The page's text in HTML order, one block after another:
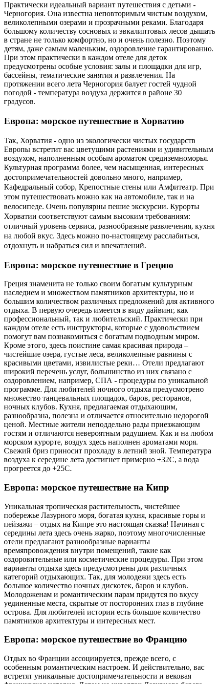
Практически идеальный вариант путешествия с детьми -
Черногория. Она известна неповторимым чистым воздухом,
великолепными озерами и прозрачными реками. Благодаря
большому количеству сосновых и эвкалиптовых лесов дышать
в стране не только комфортно, но и очень полезно. Поэтому
детям, даже самым маленьким, оздоровление гарантированно.
При этом практически в каждом отеле для деток
предусмотрены особые условия: залы и площадки для игр,
бассейны, тематические занятия и развлечения. На
протяжении всего лета Черногория балует гостей чудной
погодой - температура воздуха держится в районе 30
градусов.
Европа: морское путешествие в Хорватию
Так, Хорватия - одно из экологически чистых государств
Европы встретит вас цветущими растениями и удивительным
воздухом, наполненным особым ароматом средиземноморья.
Культурная программа более, чем насыщенная, интересных
достопримечательностей довольно много, например,
Кафедральный собор, Крепостные стены или Амфитеатр. При
этом путешествовать можно как на автомобиле, так и на
велосипеде. Очень популярны пешие экскурсии. Курорты
Хорватии соответствуют самым высоким требованиям:
отличный уровень сервиса, разнообразные развлечения, кухня
на любой вкус. Здесь можно по-настоящему расслабиться,
отдохнуть и набраться сил и впечатлений.
Европа: морское путешествие в Грецию
Греция знаменита не только своим богатым культурным
наследием и множеством памятников архитектуры, но и
большим количеством различных предложений для активного
отдыха. В первую очередь имеется в виду дайвинг, как
профессиональный, так и любительский. Практически при
каждом отеле есть инструкторы, которые с удовольствием
помогут вам познакомиться с богатым подводным миром.
Кроме этого, здесь поистине самая красивая природа –
чистейшие озера, густые леса, великолепные равнины с
красивыми цветами, извилистые реки… Отели предлагают
широкий перечень услуг, большинство из них связано с
оздоровлением, например, СПА - процедуры по уникальной
программе. Для любителей ночного отдыха предусмотрено
множество танцевальных площадок, баров, ресторанов,
ночных клубов. Кухня, предлагаемая отдыхающим,
разнообразна, полезна и отличается относительно недорогой
ценой. Местные жители неподдельно рады приезжающим
гостям и отличаются невероятным радушием. Как и на любом
морском курорте, воздух здесь наполнен ароматами моря.
Свежий бриз приносит прохладу в летний зной. Температура
воздуха к середине лета достигнет примерно +32С, а вода
прогреется до +25С.
Европа: морское путешествие на Кипр
Уникальная тропическая растительность, чистейшее
побережье Лазурного моря, богатая кухня, красивые горы и
пейзажи – отдых на Кипре это настоящая сказка! Начиная с
середины лета здесь очень жарко, поэтому многочисленные
отели предлагают разнообразные варианты
времяпровождения внутри помещений, такие как
оздоровительные или косметические процедуры. При этом
варианты отдыха здесь предусмотрены для различных
категорий отдыхающих. Так, для молодежи здесь есть
большое количество ночных дискотек, баров и клубов.
Молодоженам и романтическим парам придутся по вкусу
уединенные места, скрытые от посторонних глаз в глубине
острова. Для любителей истории есть большое количество
памятников архитектуры и интересных мест.
Европа: морское путешествие во Францию
Отдых во Франции ассоциируется, прежде всего, с
особенным романтическим настроем. И действительно, вас
встретят уникальные достопримечательности и вековая